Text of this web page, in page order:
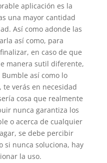
aplicación es la
una mayor cantidad
Así­ como adonde las
así­ como, para
en caso de que
manera sutil diferente,
así­ como lo
verás en necesidad
cosa que realmente
nunca garantiza los
o acerca de cualquier
se debe percibir
si nunca soluciona, hay
la uso.